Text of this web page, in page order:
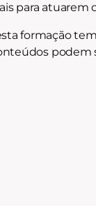
para
formação
podem